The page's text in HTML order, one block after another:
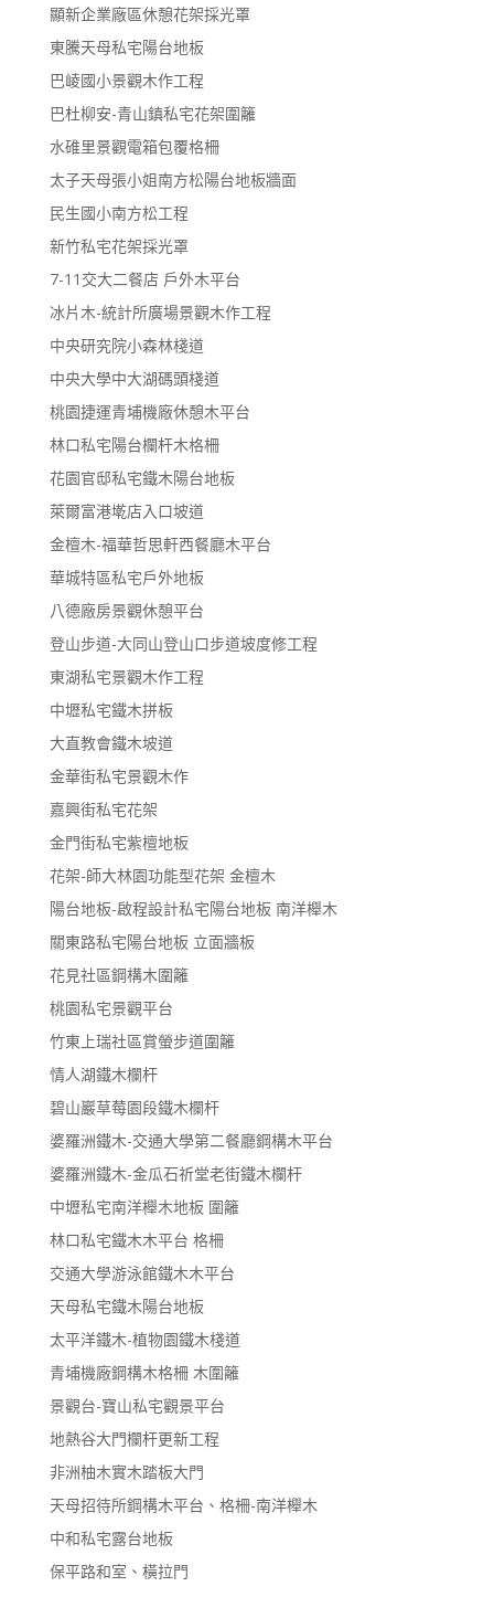
顯新企業廠區休憩花架採光罩
東騰天母私宅陽台地板
巴崚國小景觀木作工程
巴杜柳安-青山鎮私宅花架圍籬
水碓里景觀電箱包覆格柵
太子天母張小姐南方松陽台地板牆面
民生國小南方松工程
新竹私宅花架採光罩
7-11交大二餐店 戶外木平台
冰片木-統計所廣場景觀木作工程
中央研究院小森林棧道
中央大學中大湖碼頭棧道
桃園捷運青埔機廠休憩木平台
林口私宅陽台欄杆木格柵
花園官邸私宅鐵木陽台地板
萊爾富港墘店入口坡道
金檀木-福華哲思軒西餐廳木平台
華城特區私宅戶外地板
八德廠房景觀休憩平台
登山步道-大同山登山口步道坡度修工程
東湖私宅景觀木作工程
中壢私宅鐵木拼板
大直教會鐵木坡道
金華街私宅景觀木作
嘉興街私宅花架
金門街私宅紫檀地板
花架-師大林園功能型花架 金檀木
陽台地板-啟程設計私宅陽台地板 南洋櫸木
關東路私宅陽台地板 立面牆板
花見社區鋼構木圍籬
桃園私宅景觀平台
竹東上瑞社區賞螢步道圍籬
情人湖鐵木欄杆
碧山巖草莓園段鐵木欄杆
婆羅洲鐵木-交通大學第二餐廳鋼構木平台
婆羅洲鐵木-金瓜石祈堂老街鐵木欄杆
中壢私宅南洋櫸木地板 圍籬
林口私宅鐵木木平台 格柵
交通大學游泳館鐵木木平台
天母私宅鐵木陽台地板
太平洋鐵木-植物園鐵木棧道
青埔機廠鋼構木格柵 木圍籬
景觀台-寶山私宅觀景平台
地熱谷大門欄杆更新工程
非洲柚木實木踏板大門
天母招待所鋼構木平台、格柵-南洋櫸木
中和私宅露台地板
保平路和室、橫拉門